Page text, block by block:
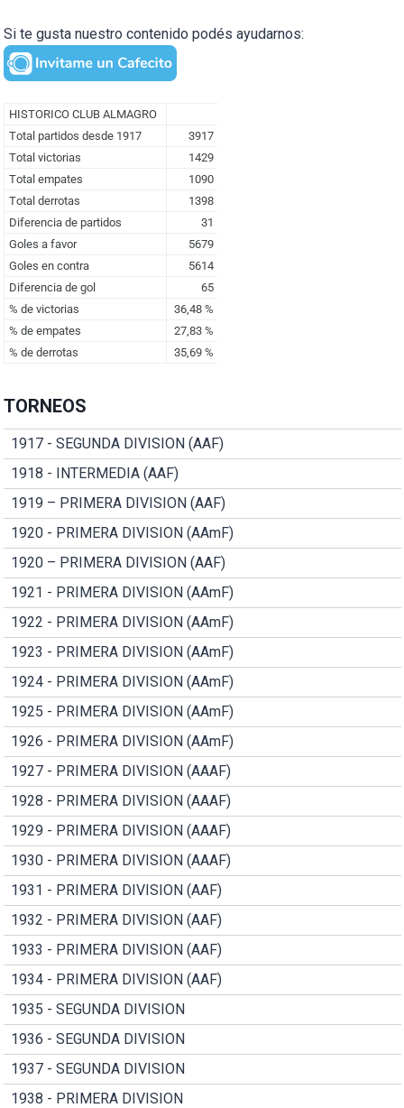
Si te gusta nuestro contenido podés ayudarnos:
TORNEOS
1917 - SEGUNDA DIVISION (AAF)
1918 - INTERMEDIA (AAF)
1919 – PRIMERA DIVISION (AAF)
1920 - PRIMERA DIVISION (AAmF)
1920 – PRIMERA DIVISION (AAF)
1921 - PRIMERA DIVISION (AAmF)
1922 - PRIMERA DIVISION (AAmF)
1923 - PRIMERA DIVISION (AAmF)
1924 - PRIMERA DIVISION (AAmF)
1925 - PRIMERA DIVISION (AAmF)
1926 - PRIMERA DIVISION (AAmF)
1927 - PRIMERA DIVISION (AAAF)
1928 - PRIMERA DIVISION (AAAF)
1929 - PRIMERA DIVISION (AAAF)
1930 - PRIMERA DIVISION (AAAF)
1931 - PRIMERA DIVISION (AAF)
1932 - PRIMERA DIVISION (AAF)
1933 - PRIMERA DIVISION (AAF)
1934 - PRIMERA DIVISION (AAF)
1935 - SEGUNDA DIVISION
1936 - SEGUNDA DIVISION
1937 - SEGUNDA DIVISION
1938 - PRIMERA DIVISION